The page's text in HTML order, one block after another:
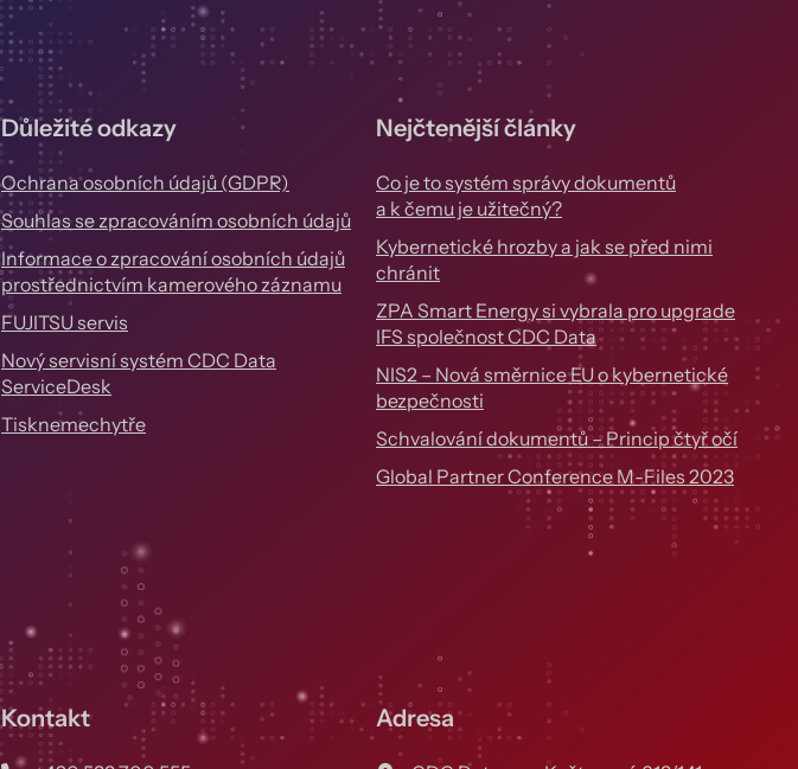
Důležité odkazy
Ochrana osobních údajů (GDPR)
Souhlas se zpracováním osobních údajů
Informace o zpracování osobních údajů
prostřednictvím kamerového záznamu
FUJITSU servis
Nový servisní systém CDC Data
ServiceDesk
Tisknemechytře
Nejčtenější články
Co je to systém správy dokumentů
a k čemu je užitečný?
Kybernetické hrozby a jak se před nimi
chránit
ZPA Smart Energy si vybrala pro upgrade
IFS společnost CDC Data
NIS2 – Nová směrnice EU o kybernetické
bezpečnosti
Schvalování dokumentů – Princip čtyř očí
Global Partner Conference M-Files 2023
Kontakt Adresa